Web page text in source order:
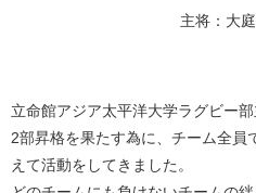
主将：大
立命館アジア太平洋大学ラグビー部
2部昇格を果たす為に、チーム全員
えて活動をしてきました。